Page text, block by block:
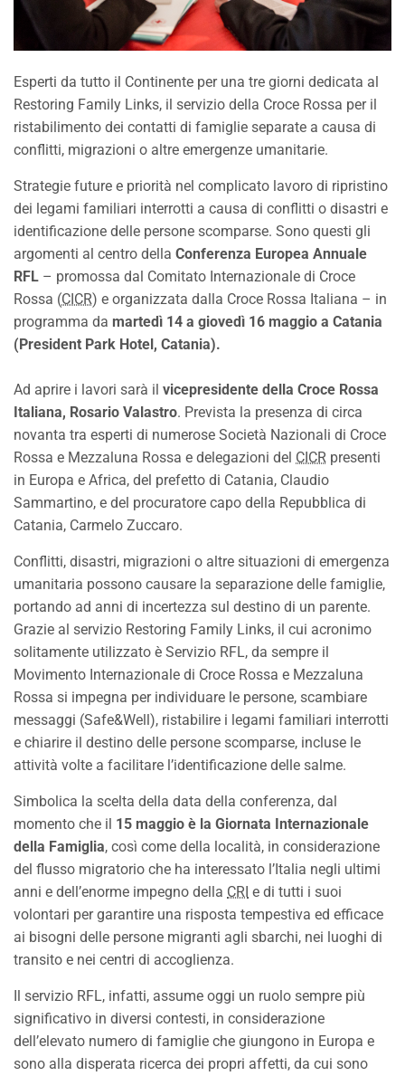
Esperti da tutto il Continente per una tre giorni dedicata al
Restoring Family Links, il servizio della Croce Rossa per il
ristabilimento dei contatti di famiglie separate a causa di
conflitti, migrazioni o altre emergenze umanitarie.
Strategie future e priorità nel complicato lavoro di ripristino
dei legami familiari interrotti a causa di conflitti o disastri e
identificazione delle persone scomparse. Sono questi gli
argomenti al centro della Conferenza Europea Annuale
RFL – promossa dal Comitato Internazionale di Croce
Rossa (CICR) e organizzata dalla Croce Rossa Italiana – in
programma da martedì 14 a giovedì 16 maggio a Catania
(President Park Hotel, Catania).
Ad aprire i lavori sarà il vicepresidente della Croce Rossa
Italiana, Rosario Valastro. Prevista la presenza di circa
novanta tra esperti di numerose Società Nazionali di Croce
Rossa e Mezzaluna Rossa e delegazioni del CICR presenti
in Europa e Africa, del prefetto di Catania, Claudio
Sammartino, e del procuratore capo della Repubblica di
Catania, Carmelo Zuccaro.
Conflitti, disastri, migrazioni o altre situazioni di emergenza
umanitaria possono causare la separazione delle famiglie,
portando ad anni di incertezza sul destino di un parente.
Grazie al servizio Restoring Family Links, il cui acronimo
solitamente utilizzato è Servizio RFL, da sempre il
Movimento Internazionale di Croce Rossa e Mezzaluna
Rossa si impegna per individuare le persone, scambiare
messaggi (Safe&Well), ristabilire i legami familiari interrotti
e chiarire il destino delle persone scomparse, incluse le
attività volte a facilitare l’identificazione delle salme.
Simbolica la scelta della data della conferenza, dal
momento che il 15 maggio è la Giornata Internazionale
della Famiglia, così come della località, in considerazione
del flusso migratorio che ha interessato l’Italia negli ultimi
anni e dell’enorme impegno della CRI e di tutti i suoi
volontari per garantire una risposta tempestiva ed efficace
ai bisogni delle persone migranti agli sbarchi, nei luoghi di
transito e nei centri di accoglienza.
Il servizio RFL, infatti, assume oggi un ruolo sempre più
significativo in diversi contesti, in considerazione
dell’elevato numero di famiglie che giungono in Europa e
sono alla disperata ricerca dei propri affetti, da cui sono